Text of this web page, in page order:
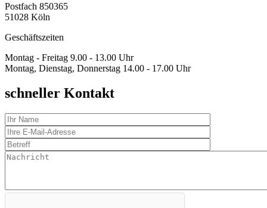
Postfach 850365
51028 Köln
Geschäftszeiten
Montag - Freitag 9.00 - 13.00 Uhr
Montag, Dienstag, Donnerstag 14.00 - 17.00 Uhr
schneller Kontakt